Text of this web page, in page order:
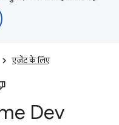
एजेंट के लिए
Dev